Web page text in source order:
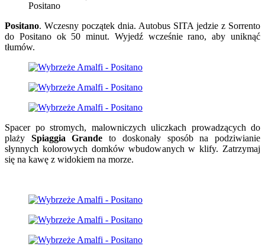
Positano
Positano. Wczesny początek dnia. Autobus SITA jedzie z Sorrento
do Positano ok 50 minut. Wyjedź wcześnie rano, aby uniknąć
tłumów.
Spacer po stromych, malowniczych uliczkach prowadzących do
plaży Spiaggia Grande to doskonały sposób na podziwianie
słynnych kolorowych domków wbudowanych w klify. Zatrzymaj
się na kawę z widokiem na morze.